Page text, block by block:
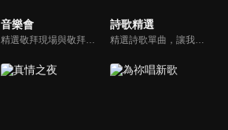
音樂會
精選敬拜現場與敬拜者真實的分享，讓我們一起向神獻上最美的祭。
詩歌精選
精選詩歌單曲，讓我們獻上全心全人的敬拜。